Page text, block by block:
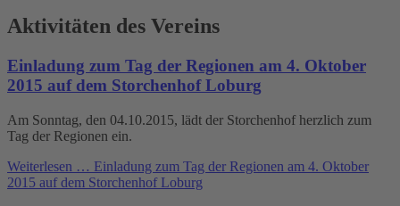
Aktivitäten des Vereins
Einladung zum Tag der Regionen am 4. Oktober
2015 auf dem Storchenhof Loburg
Am Sonntag, den 04.10.2015, lädt der Storchenhof herzlich zum
Tag der Regionen ein.
Weiterlesen … Einladung zum Tag der Regionen am 4. Oktober
2015 auf dem Storchenhof Loburg